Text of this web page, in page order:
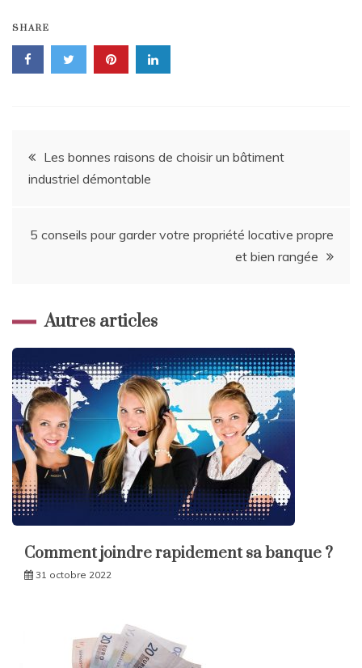
SHARE
Navigation
de
l’article
Les bonnes raisons de choisir un bâtiment
industriel démontable
5 conseils pour garder votre propriété locative propre
et bien rangée
Autres articles
Comment joindre rapidement sa banque ?
31 octobre 2022